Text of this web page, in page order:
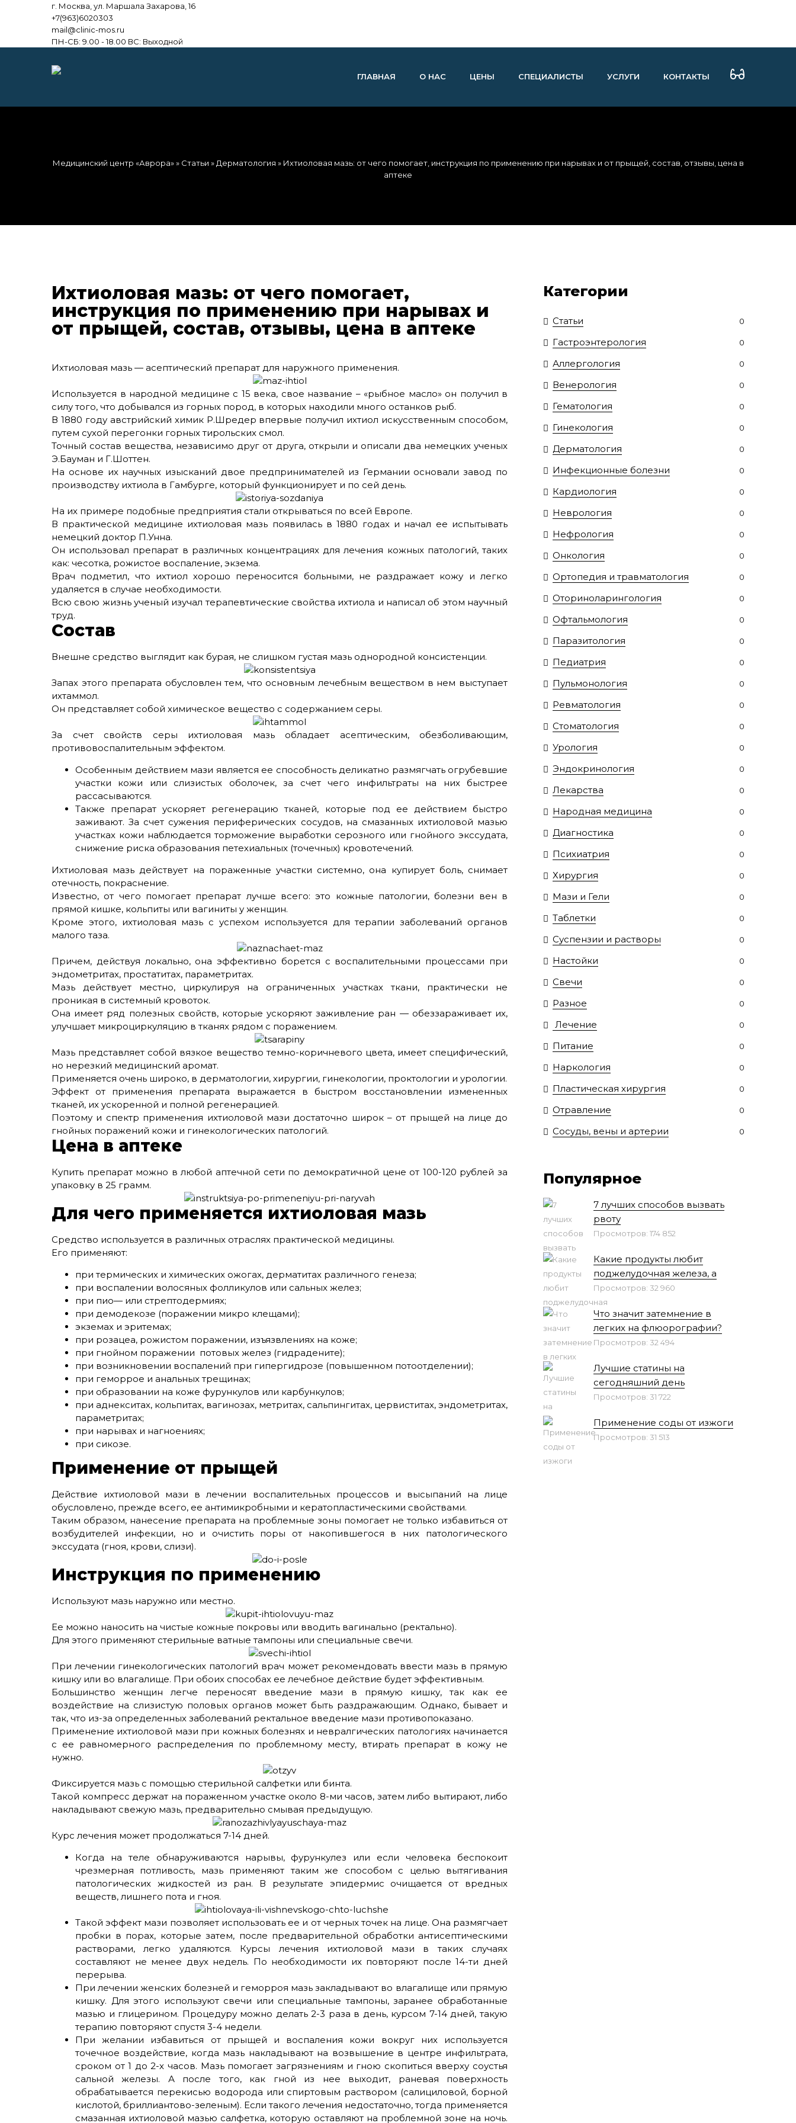
г. Москва, ул. Маршала Захарова, 16
+7(963)6020303
mail@clinic-mos.ru
ПН-СБ: 9.00 - 18.00 ВС: Выходной
ГЛАВНАЯ О НАС ЦЕНЫ СПЕЦИАЛИСТЫ УСЛУГИ КОНТАКТЫ
Медицинский центр «Аврора»» Статьи » Дерматология » Ихтиоловая мазь: от чего помогает, инструкция по применению при нарывах и от прыщей, состав, отзывы, цена в
аптеке
Ихтиоловая мазь: от чего помогает,
инструкция по применению при нарывах и
от прыщей, состав, отзывы, цена в аптеке
Ихтиоловая мазь — асептический препарат для наружного применения.
Используется в народной медицине с 15 века, свое название – «рыбное масло» он получил в
силу того, что добывался из горных пород, в которых находили много останков рыб.
В 1880 году австрийский химик Р.Шредер впервые получил ихтиол искусственным способом,
путем сухой перегонки горных тирольских смол.
Точный состав вещества, независимо друг от друга, открыли и описали два немецких ученых
Э.Бауман и Г.Шоттен.
На основе их научных изысканий двое предпринимателей из Германии основали завод по
производству ихтиола в Гамбурге, который функционирует и по сей день.
На их примере подобные предприятия стали открываться по всей Европе.
В практической медицине ихтиоловая мазь появилась в 1880 годах и начал ее испытывать
немецкий доктор П.Унна.
Он использовал препарат в различных концентрациях для лечения кожных патологий, таких
как: чесотка, рожистое воспаление, экзема.
Врач подметил, что ихтиол хорошо переносится больными, не раздражает кожу и легко
удаляется в случае необходимости.
Всю свою жизнь ученый изучал терапевтические свойства ихтиола и написал об этом научный
труд.
Состав
Внешне средство выглядит как бурая, не слишком густая мазь однородной консистенции.
Запах этого препарата обусловлен тем, что основным лечебным веществом в нем выступает
ихтаммол.
Он представляет собой химическое вещество с содержанием серы.
За счет свойств серы ихтиоловая мазь обладает асептическим, обезболивающим,
противовоспалительным эффектом.
Особенным действием мази является ее способность деликатно размягчать огрубевшие
участки кожи или слизистых оболочек, за счет чего инфильтраты на них быстрее
рассасываются.
Также препарат ускоряет регенерацию тканей, которые под ее действием быстро
заживают. За счет сужения периферических сосудов, на смазанных ихтиоловой мазью
участках кожи наблюдается торможение выработки серозного или гнойного экссудата,
снижение риска образования петехиальных (точечных) кровотечений.
Ихтиоловая мазь действует на пораженные участки системно, она купирует боль, снимает
отечность, покраснение.
Известно, от чего помогает препарат лучше всего: это кожные патологии, болезни вен в
прямой кишке, кольпиты или вагиниты у женщин.
Кроме этого, ихтиоловая мазь с успехом используется для терапии заболеваний органов
малого таза.
Причем, действуя локально, она эффективно борется с воспалительными процессами при
эндометритах, простатитах, параметритах.
Мазь действует местно, циркулируя на ограниченных участках ткани, практически не
проникая в системный кровоток.
Она имеет ряд полезных свойств, которые ускоряют заживление ран — обеззараживает их,
улучшает микроциркуляцию в тканях рядом с поражением.
Мазь представляет собой вязкое вещество темно-коричневого цвета, имеет специфический,
но нерезкий медицинский аромат.
Применяется очень широко, в дерматологии, хирургии, гинекологии, проктологии и урологии.
Эффект от применения препарата выражается в быстром восстановлении измененных
тканей, их ускоренной и полной регенерацией.
Поэтому и спектр применения ихтиоловой мази достаточно широк – от прыщей на лице до
гнойных поражений кожи и гинекологических патологий.
Цена в аптеке
Купить препарат можно в любой аптечной сети по демократичной цене от 100-120 рублей за
упаковку в 25 грамм.
Для чего применяется ихтиоловая мазь
Средство используется в различных отраслях практической медицины.
Его применяют:
при термических и химических ожогах, дерматитах различного генеза;
при воспалении волосяных фолликулов или сальных желез;
при пио— или стрептодермиях;
при демодекозе (поражении микро клещами);
экземах и эритемах;
при розацеа, рожистом поражении, изъязвлениях на коже;
при гнойном поражении потовых желез (гидрадените);
при возникновении воспалений при гипергидрозе (повышенном потоотделении);
при геморрое и анальных трещинах;
при образовании на коже фурункулов или карбункулов;
при аднекситах, кольпитах, вагинозах, метритах, сальпингитах, цервиститах, эндометритах,
параметритах;
при нарывах и нагноениях;
при сикозе.
Применение от прыщей
Действие ихтиоловой мази в лечении воспалительных процессов и высыпаний на лице
обусловлено, прежде всего, ее антимикробными и кератопластическими свойствами.
Таким образом, нанесение препарата на проблемные зоны помогает не только избавиться от
возбудителей инфекции, но и очистить поры от накопившегося в них патологического
экссудата (гноя, крови, слизи).
Инструкция по применению
Используют мазь наружно или местно.
Ее можно наносить на чистые кожные покровы или вводить вагинально (ректально).
Для этого применяют стерильные ватные тампоны или специальные свечи.
При лечении гинекологических патологий врач может рекомендовать ввести мазь в прямую
кишку или во влагалище. При обоих способах ее лечебное действие будет эффективным.
Большинство женщин легче переносят введение мази в прямую кишку, так как ее
воздействие на слизистую половых органов может быть раздражающим. Однако, бывает и
так, что из-за определенных заболеваний ректальное введение мази противопоказано.
Применение ихтиоловой мази при кожных болезнях и невралгических патологиях начинается
с ее равномерного распределения по проблемному месту, втирать препарат в кожу не
нужно.
Фиксируется мазь с помощью стерильной салфетки или бинта.
Такой компресс держат на пораженном участке около 8-ми часов, затем либо вытирают, либо
накладывают свежую мазь, предварительно смывая предыдущую.
Курс лечения может продолжаться 7-14 дней.
Когда на теле обнаруживаются нарывы, фурункулез или если человека беспокоит
чрезмерная потливость, мазь применяют таким же способом с целью вытягивания
патологических жидкостей из ран. В результате эпидермис очищается от вредных
веществ, лишнего пота и гноя.
Такой эффект мази позволяет использовать ее и от черных точек на лице. Она размягчает
пробки в порах, которые затем, после предварительной обработки антисептическими
растворами, легко удаляются. Курсы лечения ихтиоловой мази в таких случаях
составляют не менее двух недель. По необходимости их повторяют после 14-ти дней
перерыва.
При лечении женских болезней и геморроя мазь закладывают во влагалище или прямую
кишку. Для этого используют свечи или специальные тампоны, заранее обработанные
мазью и глицерином. Процедуру можно делать 2-3 раза в день, курсом 7-14 дней, такую
терапию повторяют спустя 3-4 недели.
При желании избавиться от прыщей и воспаления кожи вокруг них используется
точечное воздействие, когда мазь накладывают на возвышение в центре инфильтрата,
сроком от 1 до 2-х часов. Мазь помогает загрязнениям и гною скопиться вверху соустья
сальной железы. А после того, как гной из нее выходит, раневая поверхность
обрабатывается перекисью водорода или спиртовым раствором (салициловой, борной
кислотой, бриллиантово-зеленым). Если такого лечения недостаточно, тогда применяется
смазанная ихтиоловой мазью салфетка, которую оставляют на проблемной зоне на ночь.
Категории
Статьи 0
Гастроэнтерология 0
Аллергология 0
Венерология 0
Гематология 0
Гинекология 0
Дерматология 0
Инфекционные болезни 0
Кардиология 0
Неврология 0
Нефрология 0
Онкология 0
Ортопедия и травматология 0
Оториноларингология 0
Офтальмология 0
Паразитология 0
Педиатрия 0
Пульмонология 0
Ревматология 0
Стоматология 0
Урология 0
Эндокринология 0
Лекарства 0
Народная медицина 0
Диагностика 0
Психиатрия 0
Хирургия 0
Мази и Гели 0
Таблетки 0
Суспензии и растворы 0
Настойки 0
Свечи 0
Разное 0
Лечение 0
Питание 0
Наркология 0
Пластическая хирургия 0
Отравление 0
Сосуды, вены и артерии 0
Популярное
7 лучших способов вызвать
рвоту
Просмотров: 174 852
Какие продукты любит
поджелудочная железа, а
Просмотров: 32 960
Что значит затемнение в
легких на флюорографии?
Просмотров: 32 494
Лучшие статины на
сегодняшний день
Просмотров: 31 722
Применение соды от изжоги
Просмотров: 31 513